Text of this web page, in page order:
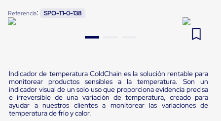
Pestañas
de
Borde
de
andén
Mecánicas
Pestañas
de
Referencia: SPO-T1-0-138
Indicador de temperatura ColdChain es la solución rentable para
monitorear productos sensibles a la temperatura. Son un
indicador visual de un solo uso que proporciona evidencia precisa
e irreversible de una variación de temperatura, creado para
ayudar a nuestros clientes a monitorear las variaciones de
temperatura de frío y calor.
9.
flejadora